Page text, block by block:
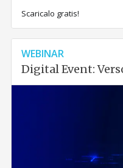
Scaricalo gratis!
WEBINAR
Digital Event: